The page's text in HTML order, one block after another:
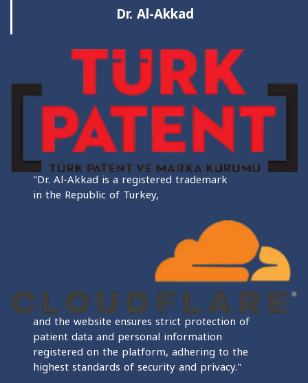
Dr. Al-Akkad
"Dr. Al-Akkad is a registered trademark
in the Republic of Turkey,
and the website ensures strict protection of
patient data and personal information
registered on the platform, adhering to the
highest standards of security and privacy."